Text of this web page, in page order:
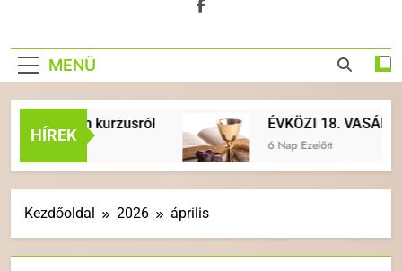
MENÜ
HÍREK
kurzusról ÉVKÖZI 18. VASÁRNAP | A
6 Nap Ezelőtt
Kezdőoldal 2026 április